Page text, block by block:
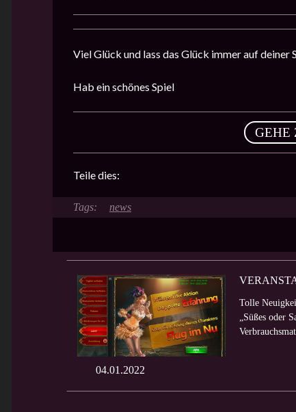
Viel Glück und lass das Glück immer auf deiner
Hab ein schönes Spiel
GEHE
Teile dies:
news
04.01.2022
Tolle
„Süßes oder